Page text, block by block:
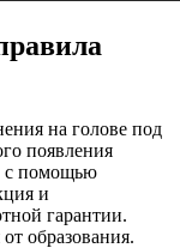
на голове под
появления
с помощью
и
гарантии.
образования.